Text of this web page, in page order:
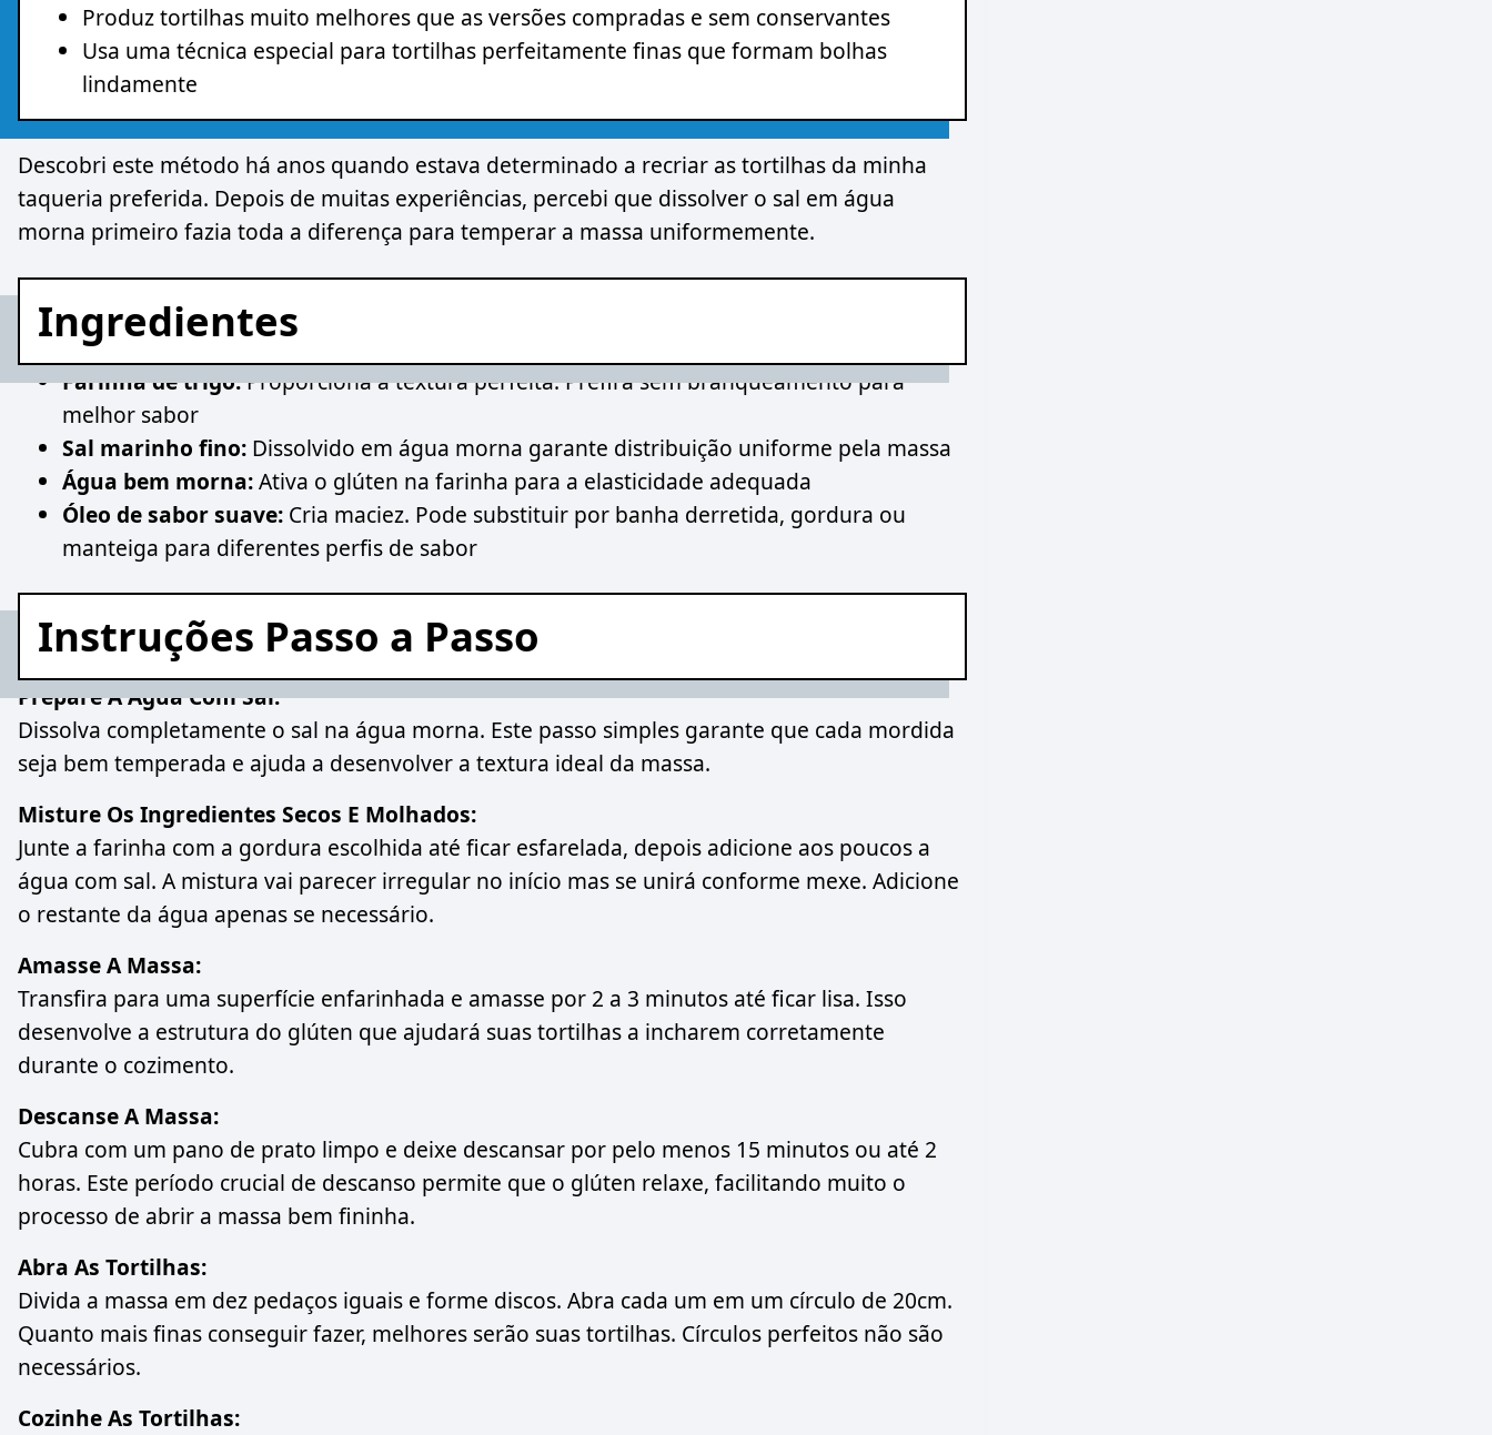
Produz tortilhas muito melhores que as versões compradas e sem conservantes
Usa uma técnica especial para tortilhas perfeitamente finas que formam bolhas
lindamente
Descobri este método há anos quando estava determinado a recriar as tortilhas da minha
taqueria preferida. Depois de muitas experiências, percebi que dissolver o sal em água
morna primeiro fazia toda a diferença para temperar a massa uniformemente.
Ingredientes
Farinha de trigo:Proporciona a textura perfeita. Prefira sem branqueamento para
melhor sabor
Sal marinho fino: Dissolvido em água morna garante distribuição uniforme pela massa
Água bem morna:Ativa o glúten na farinha para a elasticidade adequada
Óleo de sabor suave: Cria maciez. Pode substituir por banha derretida, gordura ou
manteiga para diferentes perfis de sabor
Instruções Passo a Passo
Prepare A Água Com Sal:
Dissolva completamente o sal na água morna. Este passo simples garante que cada mordida
seja bem temperada e ajuda a desenvolver a textura ideal da massa.
Misture Os Ingredientes Secos E Molhados:
Junte a farinha com a gordura escolhida até ficar esfarelada, depois adicione aos poucos a
água com sal. A mistura vai parecer irregular no início mas se unirá conforme mexe. Adicione
o restante da água apenas se necessário.
Amasse A Massa:
Transfira para uma superfície enfarinhada e amasse por 2 a 3 minutos até ficar lisa. Isso
desenvolve a estrutura do glúten que ajudará suas tortilhas a incharem corretamente
durante o cozimento.
Descanse A Massa:
Cubra com um pano de prato limpo e deixe descansar por pelo menos 15 minutos ou até 2
horas. Este período crucial de descanso permite que o glúten relaxe, facilitando muito o
processo de abrir a massa bem fininha.
Abra As Tortilhas:
Divida a massa em dez pedaços iguais e forme discos. Abra cada um em um círculo de 20cm.
Quanto mais finas conseguir fazer, melhores serão suas tortilhas. Círculos perfeitos não são
necessários.
Cozinhe As Tortilhas: